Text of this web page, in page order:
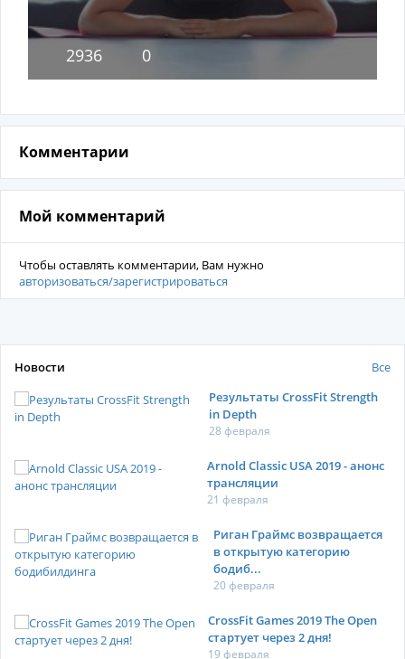
2936 0
Комментарии
Мой комментарий
Чтобы оставлять комментарии, Вам нужно
авторизоваться/зарегистрироваться
Новости
Все
Результаты CrossFit Strength
in Depth
28 февраля
Arnold Classic USA 2019 - анонс
трансляции
21 февраля
Риган Граймс возвращается
в открытую категорию
бодиб...
20 февраля
CrossFit Games 2019 The Open
стартует через 2 дня!
19 февраля